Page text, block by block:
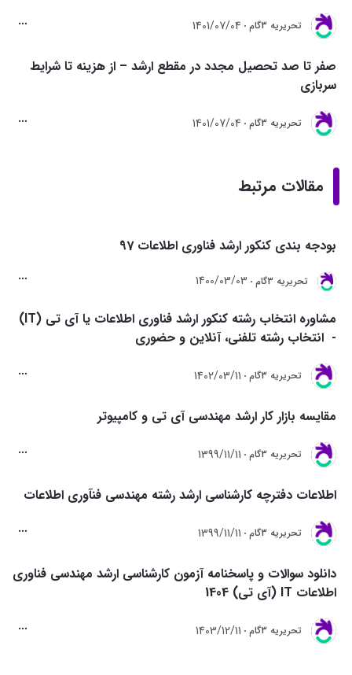
تحريريه 3گام 1401/07/04
صفر تا صد تحصیل مجدد در مقطع ارشد – از هزینه تا شرایط
سربازی
تحريريه 3گام 1401/07/04
مقالات مرتبط
بودجه بندی کنکور ارشد فناوری اطلاعات 97
تحريريه 3گام 1400/03/03
مشاوره انتخاب رشته کنکور ارشد فناوری اطلاعات یا آی تی (IT)
- انتخاب رشته تلفنی، آنلاین و حضوری
تحريريه 3گام 1402/03/11
مقایسه بازار کار ارشد مهندسی آی تی و کامپیوتر
تحريريه 3گام 1399/11/11
اطلاعات دفترچه کارشناسی ارشد رشته مهندسی فنآوری اطلاعات
تحريريه 3گام 1399/11/11
دانلود سوالات و پاسخنامه آزمون کارشناسی ارشد مهندسی فناوری
اطلاعات IT (آی تی) 1404
تحريريه 3گام 1403/12/11